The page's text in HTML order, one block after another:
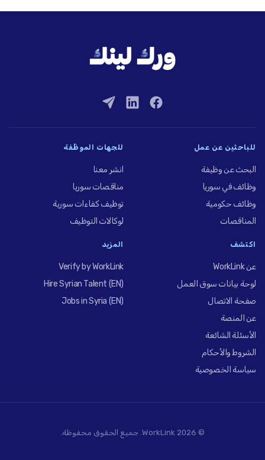
للباحثين عن عمل
البحث عن وظيفة
وظائف في سوريا
وظائف حكومية
المناقصات
للجهات الموظِّفة
انشر معنا
مناقصات سوريا
توظيف كفاءات سورية
لوكالات التوظيف
اكتشف
عن WorkLink
لوحة بيانات سوق العمل
صفحة الاتصال
عن المنصة
الأسئلة الشائعة
الشروط والأحكام
سياسة الخصوصية
المزيد
Verify by WorkLink
Hire Syrian Talent (EN)
Jobs in Syria (EN)
© 2026 WorkLink. جميع الحقوق محفوظة.